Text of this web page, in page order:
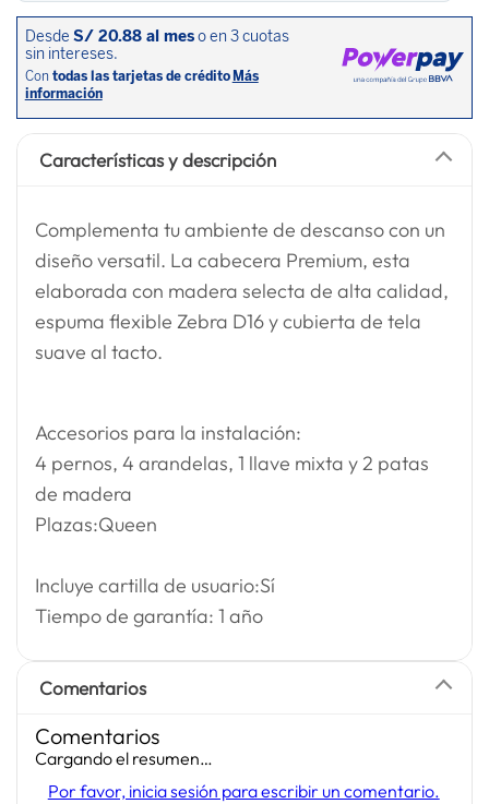
Características y descripción
Complementa tu ambiente de descanso con un
diseño versatil. La cabecera Premium, esta
elaborada con madera selecta de alta calidad,
espuma flexible Zebra D16 y cubierta de tela
suave al tacto.
Accesorios para la instalación:
4 pernos, 4 arandelas, 1 llave mixta y 2 patas
de madera
Plazas:Queen
Incluye cartilla de usuario:Sí
Tiempo de garantía: 1 año
Comentarios
Comentarios
Cargando el resumen…
Por favor, inicia sesión para escribir un comentario.